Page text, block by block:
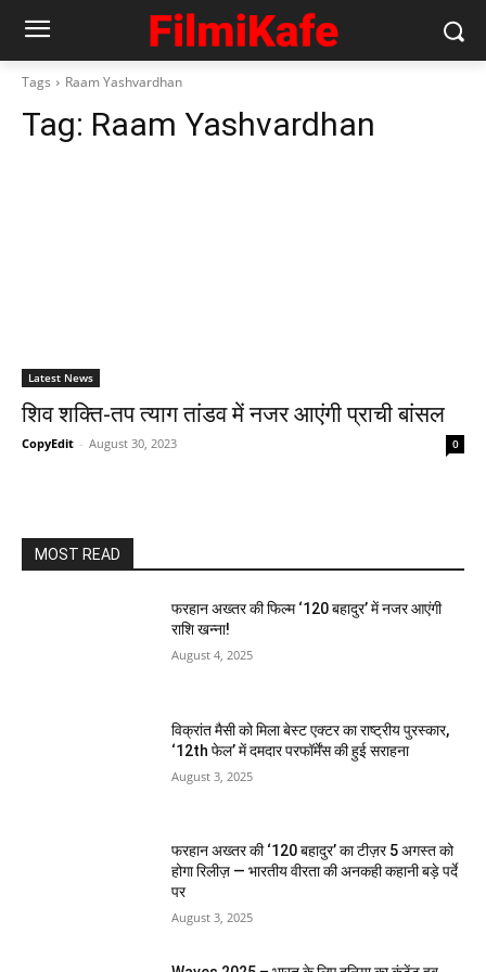
Tags Raam Yashvardhan
Tag: Raam Yashvardhan
Latest News
शिव शक्ति-तप त्याग तांडव में नजर आएंगी प्राची बांसल
CopyEdit - August 30, 2023 0
MOST READ
फरहान अख्तर की फिल्म ‘120 बहादुर’ में नजर आएंगी
राशि खन्ना!
August 4, 2025
विक्रांत मैसी को मिला बेस्ट एक्टर का राष्ट्रीय पुरस्कार,
‘12th फेल’ में दमदार परफॉर्मेंस की हुई सराहना
August 3, 2025
फरहान अख्तर की ‘120 बहादुर’ का टीज़र 5 अगस्त को
होगा रिलीज़ — भारतीय वीरता की अनकही कहानी बड़े पर्दे
पर
August 3, 2025